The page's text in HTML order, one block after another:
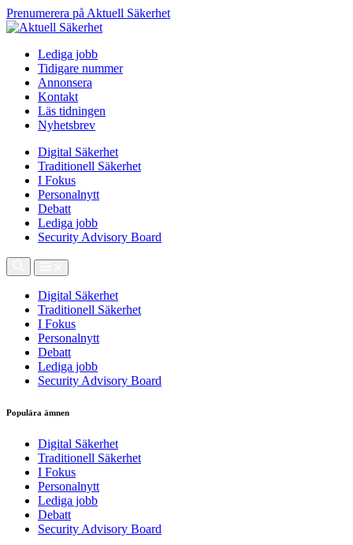
Prenumerera på Aktuell Säkerhet
Lediga jobb
Tidigare nummer
Annonsera
Kontakt
Läs tidningen
Nyhetsbrev
Digital Säkerhet
Traditionell Säkerhet
I Fokus
Personalnytt
Debatt
Lediga jobb
Security Advisory Board
Digital Säkerhet
Traditionell Säkerhet
I Fokus
Personalnytt
Debatt
Lediga jobb
Security Advisory Board
Populära ämnen
Digital Säkerhet
Traditionell Säkerhet
I Fokus
Personalnytt
Lediga jobb
Debatt
Security Advisory Board